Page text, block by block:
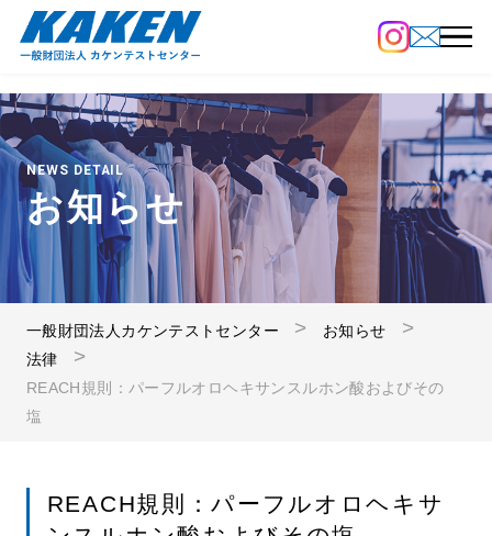
NEWS DETAIL
お知らせ
一般財団法人カケンテストセンター
お知らせ
法律
REACH規則：パーフルオロヘキサンスルホン酸およびその
塩
REACH規則：パーフルオロヘキサ